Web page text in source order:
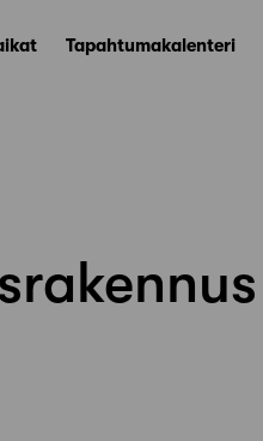
Tapahtumakalenteri